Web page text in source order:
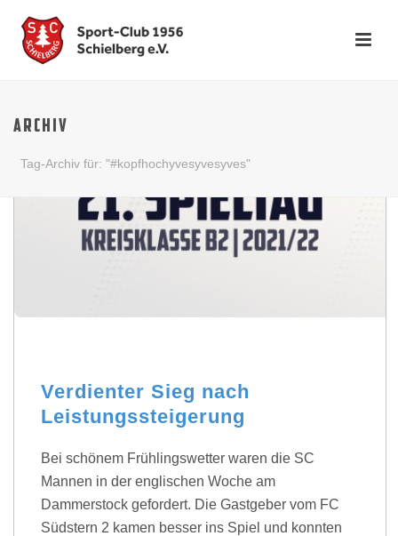
ARCHIV
Tag-Archiv für: "#kopfhochyvesyvesyves"
Verdienter Sieg nach
Leistungssteigerung
Bei schönem Frühlingswetter waren die SC
Mannen in der englischen Woche am
Dammerstock gefordert. Die Gastgeber vom FC
Südstern 2 kamen besser ins Spiel und konnten